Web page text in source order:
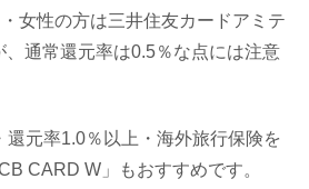
女性の方は三井住友カードアミテ
、通常還元率は0.5％な点には注意
元率1.0％以上・海外旅行保険を
CARD W」もおすすめです。